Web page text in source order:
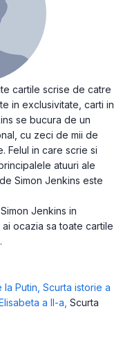
cartile scrise de catre
in exclusivitate, carti in
se bucura de un
cu zeci de mii de
Felul in care scrie si
atuuri ale
Simon Jenkins este
Jenkins in
ocazia sa toate cartile
la Putin Scurta istorie a
a II-a Scurta